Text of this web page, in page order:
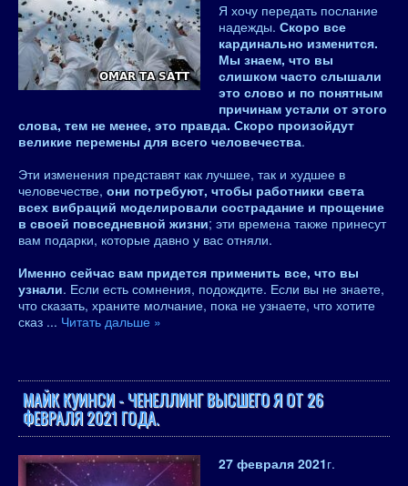
Я хочу передать послание
надежды. Скоро все
кардинально изменится.
Мы знаем, что вы
слишком часто слышали
это слово и по понятным
причинам устали от этого
слова, тем не менее, это правда. Скоро произойдут
великие перемены для всего человечества.
Эти изменения представят как лучшее, так и худшее в
человечестве, они потребуют, чтобы работники света
всех вибраций моделировали сострадание и прощение
в своей повседневной жизни; эти времена также принесут
вам подарки, которые давно у вас отняли.
Именно сейчас вам придется применить все, что вы
узнали. Если есть сомнения, подождите. Если вы не знаете,
что сказать, храните молчание, пока не узнаете, что хотите
сказ ... Читать дальше »
МАЙК КУИНСИ - ЧЕНЕЛЛИНГ ВЫСШЕГО Я ОТ 26
ФЕВРАЛЯ 2021 ГОДА.
27 февраля 2021г.